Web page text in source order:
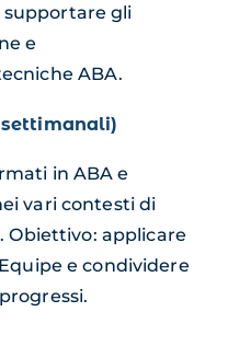
supportare gli
e
ABA.
settimanali)
in ABA e
vari contesti di
Obiettivo: applicare
e condividere